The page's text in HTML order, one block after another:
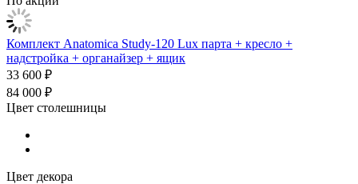
Комплект Anatomica Study-120 Lux парта + кресло +
надстройка + органайзер + ящик
33 600 ₽
84 000 ₽
Цвет столешницы
Цвет декора